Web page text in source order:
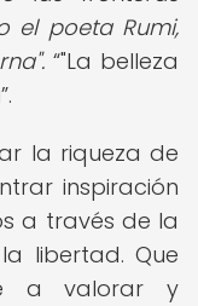
el poeta Rumi,
"La belleza
.
la riqueza de
inspiración
a través de la
libertad. Que
a valorar y